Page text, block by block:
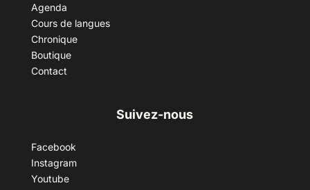
Agenda
Cours de langues
Chronique
Boutique
Contact
Suivez-nous
Facebook
Instagram
Youtube